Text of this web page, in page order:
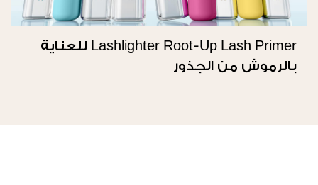
Lashlighter Root-Up Lash Primer للعناية
بالرموش من الجذور